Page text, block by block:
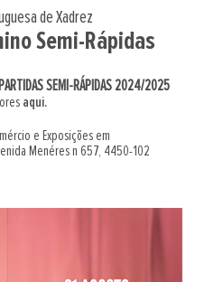
de Xadrez
Semi-Rápidas
PARTIDAS SEMI-RÁPIDAS 2024/2025
aqui.
e Exposições em
Menéres n 657, 4450-102